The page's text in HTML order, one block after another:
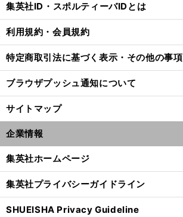
集英社ID・スポルティーバIDとは
利用規約・会員規約
特定商取引法に基づく表示・その他の事項
ブラウザプッシュ通知について
サイトマップ
企業情報
集英社ホームページ
集英社プライバシーガイドライン
SHUEISHA Privacy Guideline